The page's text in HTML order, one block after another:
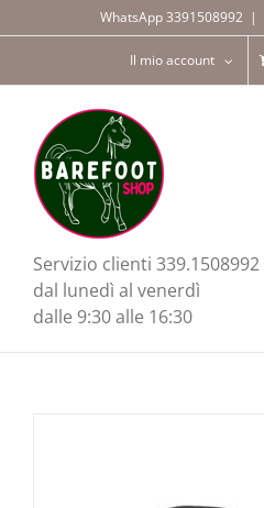
WhatsApp 3391508992 |
Il mio account
Servizio clienti 339.1508992
dal lunedì al venerdì
dalle 9:30 alle 16:30